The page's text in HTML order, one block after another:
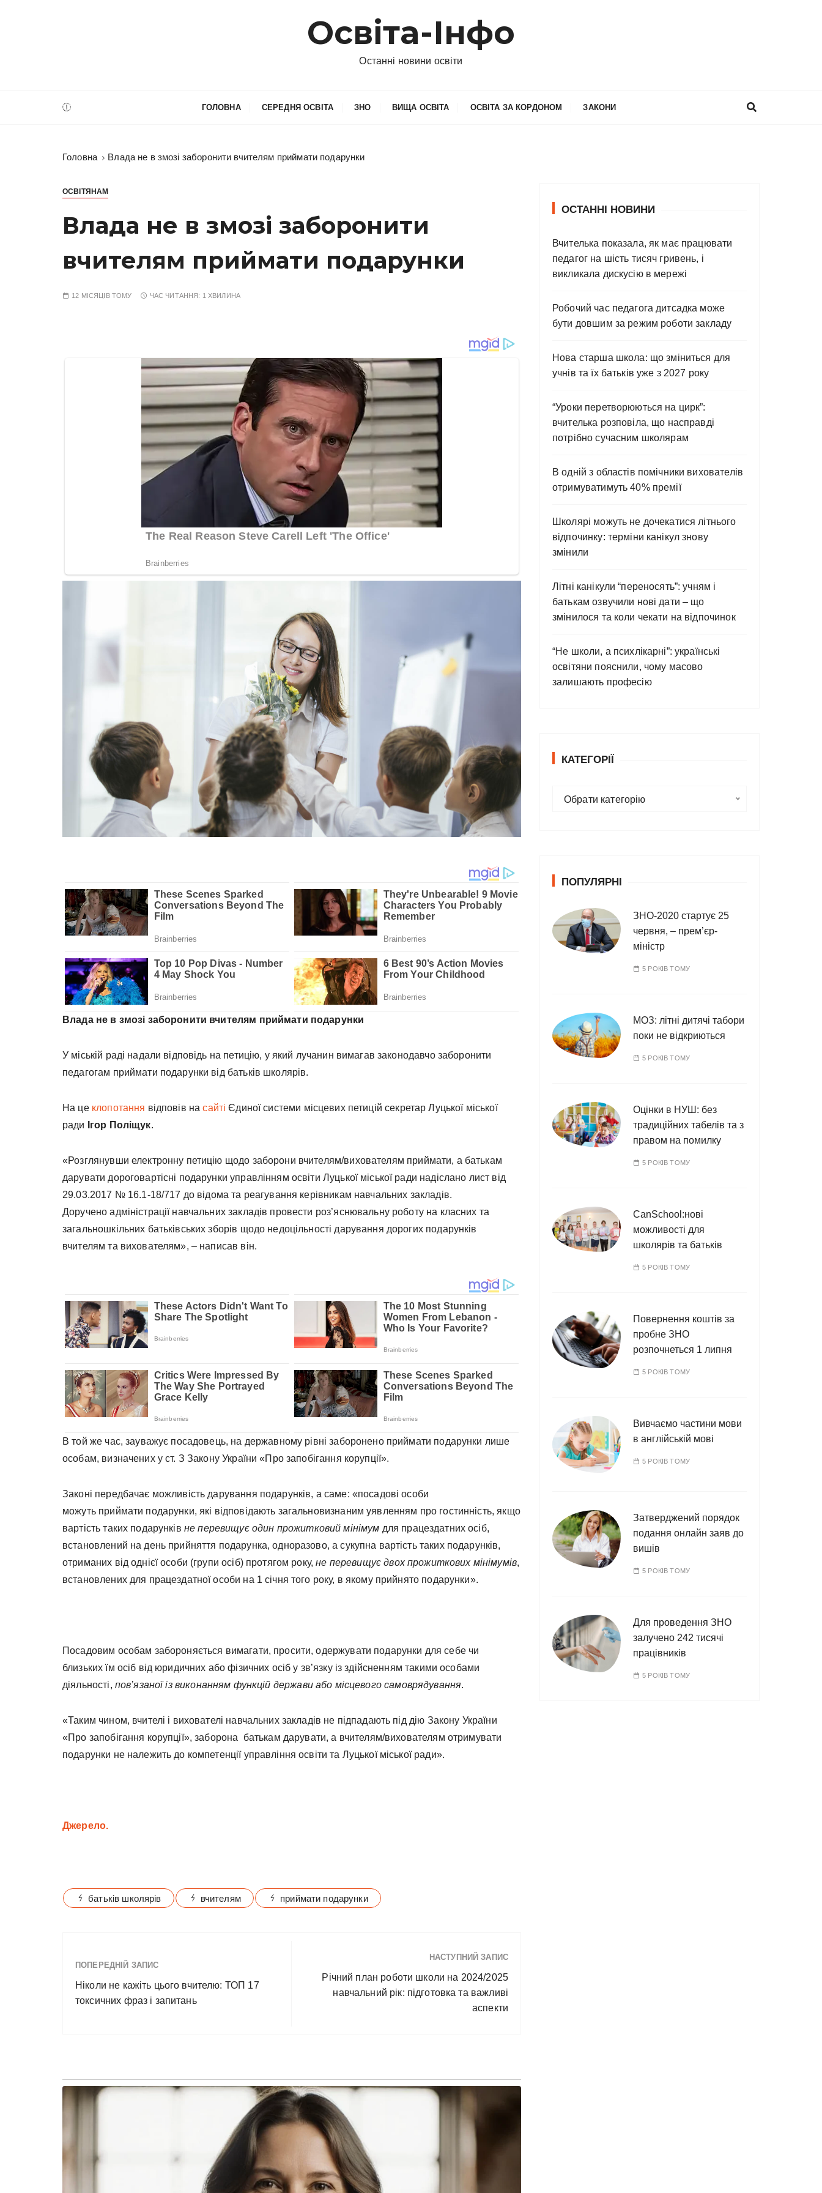
Освіта-Інфо
Останні новини освіти
ГОЛОВНА СЕРЕДНЯ ОСВІТА ЗНО ВИЩА ОСВІТА ОСВІТА ЗА КОРДОНОМ ЗАКОНИ
Головна Влада не в змозі заборонити вчителям приймати подарунки
ОСВІТЯНАМ
Влада не в змозі заборонити
вчителям приймати подарунки
12 МІСЯЦІВ ТОМУ ЧАС ЧИТАННЯ: 1 ХВИЛИНА
Влада не в змозі заборонити вчителям приймати подарунки
У міській раді надали відповідь на петицію, у який лучанин вимагав законодавчо заборонити
педагогам приймати подарунки від батьків школярів.
На це клопотання відповів насайті Єдиної системи місцевих петицій секретар Луцької міської
ради
Ігор Поліщук.
«Розглянувши електронну петицію щодо заборони вчителям/вихователям приймати, а батькам
дарувати дороговартісні подарунки управлінням освіти Луцької міської ради надіслано лист від
29.03.2017 № 16.1-18/717 до відома та реагування керівникам навчальних закладів.
Доручено адміністрації навчальних закладів провести роз’яснювальну роботу на класних та
загальношкільних батьківських зборів щодо недоцільності дарування дорогих подарунків
вчителям та вихователям», – написав він.
В той же час, зауважує посадовець, на державному рівні заборонено приймати подарунки лише
особам, визначених у ст. З Закону України «Про запобігання корупції».
Законі передбачає можливість дарування подарунків, а саме: «посадові особи
можуть приймати подарунки, які відповідають загальновизнаним уявленням про гостинність, якщо
вартість таких подарунків не перевищує один прожитковий мінімум для працездатних осіб,
встановлений на день прийняття подарунка, одноразово, а сукупна вартість таких подарунків,
отриманих від однієї особи (групи осіб) протягом року,не перевищує двох прожиткових мінімумів,
встановлених для працездатної особи на 1 січня того року, в якому прийнято подарунки».
Посадовим особам забороняється вимагати, просити, одержувати подарунки для себе чи
близьких їм осіб від юридичних або фізичних осіб у зв’язку із здійсненням такими особами
діяльності, пов’язаної із виконанням функцій держави або місцевого самоврядування.
«Таким чином, вчителі і вихователі навчальних закладів не підпадають під дію Закону України
«Про запобігання корупції», заборона батькам дарувати, а вчителям/вихователям отримувати
подарунки не належить до компетенції управління освіти та Луцької міської ради».
Джерело.
батьків школярів вчителям приймати подарунки
ПОПЕРЕДНІЙ ЗАПИС
Ніколи не кажіть цього вчителю: ТОП 17
токсичних фраз і запитань
НАСТУПНИЙ ЗАПИС
Річний план роботи школи на 2024/2025
навчальний рік: підготовка та важливі
аспекти
ОСТАННІ НОВИНИ
Вчителька показала, як має працювати
педагог на шість тисяч гривень, і
викликала дискусію в мережі
Робочий час педагога дитсадка може
бути довшим за режим роботи закладу
Нова старша школа: що зміниться для
учнів та їх батьків уже з 2027 року
“Уроки перетворюються на цирк”:
вчителька розповіла, що насправді
потрібно сучасним школярам
В одній з областів помічники вихователів
отримуватимуть 40% премії
Школярі можуть не дочекатися літнього
відпочинку: терміни канікул знову
змінили
Літні канікули “переносять”: учням і
батькам озвучили нові дати – що
змінилося та коли чекати на відпочинок
“Не школи, а психлікарні”: українські
освітяни пояснили, чому масово
залишають професію
КАТЕГОРІЇ
р
Обрати категорію
ПОПУЛЯРНІ
ЗНО-2020 стартує 25
червня, – прем’єр-
міністр
5 РОКІВ ТОМУ
МОЗ: літні дитячі табори
поки не відкриються
5 РОКІВ ТОМУ
Оцінки в НУШ: без
традиційних табелів та з
правом на помилку
5 РОКІВ ТОМУ
CanSchool:нові
можливості для
школярів та батьків
5 РОКІВ ТОМУ
Повернення коштів за
пробне ЗНО
розпочнеться 1 липня
5 РОКІВ ТОМУ
Вивчаємо частини мови
в англійській мові
5 РОКІВ ТОМУ
Затверджений порядок
подання онлайн заяв до
вишів
5 РОКІВ ТОМУ
Для проведення ЗНО
залучено 242 тисячі
працівників
5 РОКІВ ТОМУ